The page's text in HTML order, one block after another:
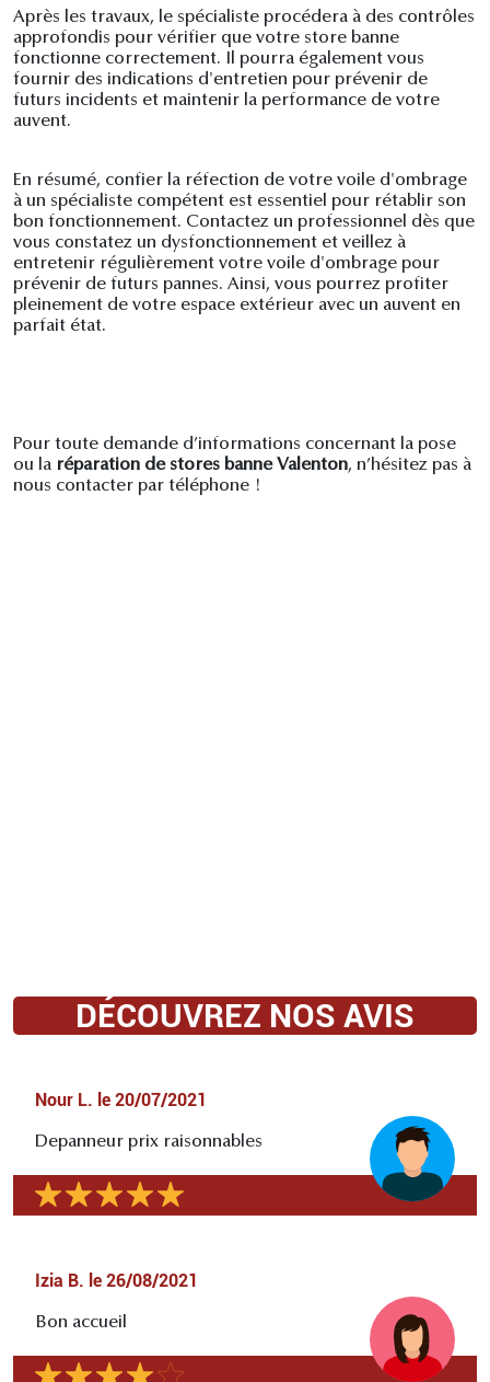
Après les travaux, le spécialiste procédera à des contrôles
approfondis pour vérifier que votre store banne
fonctionne correctement. Il pourra également vous
fournir des indications d'entretien pour prévenir de
futurs incidents et maintenir la performance de votre
auvent.
En résumé, confier la réfection de votre voile d'ombrage
à un spécialiste compétent est essentiel pour rétablir son
bon fonctionnement. Contactez un professionnel dès que
vous constatez un dysfonctionnement et veillez à
entretenir régulièrement votre voile d'ombrage pour
prévenir de futurs pannes. Ainsi, vous pourrez profiter
pleinement de votre espace extérieur avec un auvent en
parfait état.
Pour toute demande d’informations concernant la pose
ou la réparation de stores banne Valenton, n’hésitez pas à
nous contacter par téléphone !
DÉCOUVREZ NOS AVIS
Nour L. le 20/07/2021
Depanneur prix raisonnables
Izia B. le 26/08/2021
Bon accueil